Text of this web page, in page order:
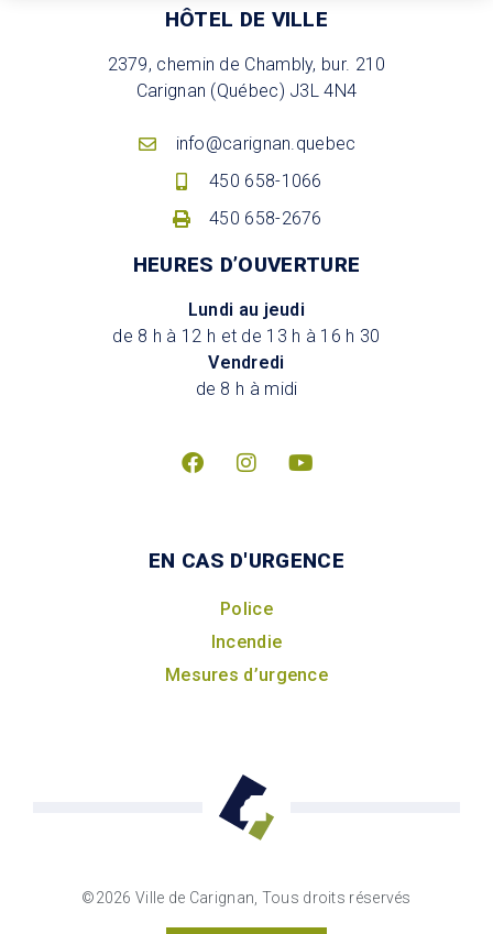
HÔTEL DE VILLE
2379, chemin de Chambly, bur. 210
Carignan (Québec) J3L 4N4
info@carignan.quebec
450 658-1066
450 658-2676
HEURES D’OUVERTURE
Lundi au jeudi
de 8 h à 12 h et de 13 h à 16 h 30
Vendredi
de 8 h à midi
EN CAS D'URGENCE
Police
Incendie
Mesures d’urgence
©2026 Ville de Carignan, Tous droits réservés